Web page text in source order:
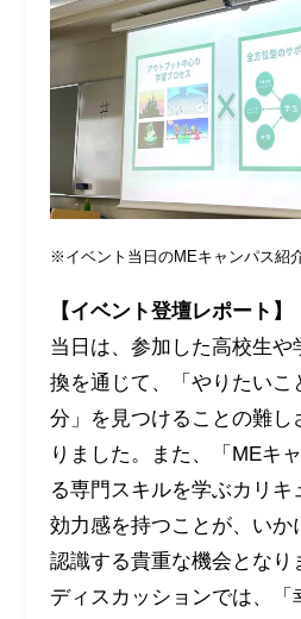
※イベント当日のMEキャンパス紹
【イベント登壇レポート】
当日は、参加した高校生や
換を通じて、「やりたいこ
分」を見つけることの難し
りました。また、「MEキ
る専門スキルを学ぶカリ
効力感を持つことが、いか
認識する貴重な機会となり
ディスカッションでは、「